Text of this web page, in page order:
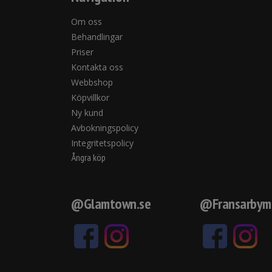
Om oss
Behandlingar
Priser
Kontakta oss
Webbshop
Köpvillkor
Ny kund
Avbokningspolicy
Integritetspolicy
Ångra köp
@Glamtown.se